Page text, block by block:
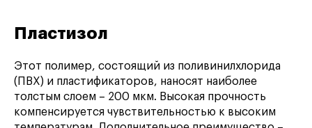
Пластизол
Этот полимер, состоящий из поливинилхлорида
(ПВХ) и пластификаторов, наносят наиболее
толстым слоем – 200 мкм. Высокая прочность
компенсируется чувствительностью к высоким